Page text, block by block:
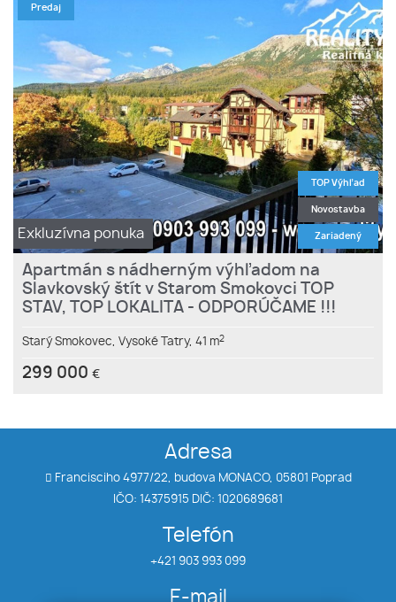
Exkluzívna ponuka
Predaj
TOP Výhľad
Novostavba
Zariadený
Apartmán s nádherným výhľadom na
Slavkovský štít v Starom Smokovci TOP
STAV, TOP LOKALITA - ODPORÚČAME !!!
Starý Smokovec, Vysoké Tatry, 41 m2
299 000 €
Adresa
Francisciho 4977/22, budova MONACO, 05801 Poprad
IČO: 14375915 DIČ: 1020689681
Telefón
+421 903 993 099
E-mail